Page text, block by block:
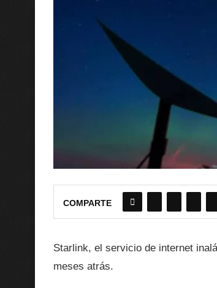
COMPARTE
Starlink, el servicio de internet
meses atrás.